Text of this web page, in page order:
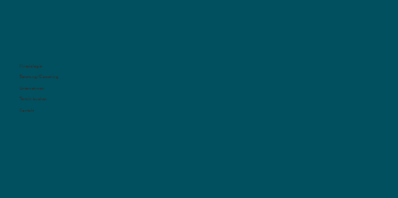
Kinesiologie
Beratung/Coaching
Unternehmen
Termin buchen
Kontakt